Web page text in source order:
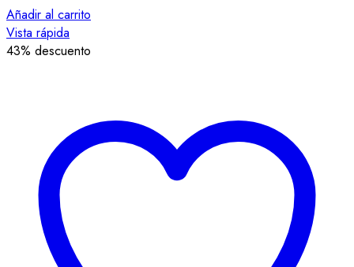
Añadir al carrito
Vista rápida
43% descuento